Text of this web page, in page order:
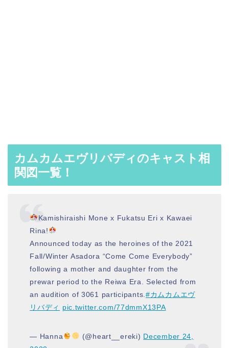
カムカムエヴリバディのキャスト相
関図一覧！
Kamishiraishi Mone x Fukatsu Eri x Kawaei
Rina!
Announced today as the heroines of the 2021
Fall/Winter Asadora “Come Come Everybody”
following a mother and daughter from the
prewar period to the Reiwa Era. Selected from
an audition of 3061 participants. #カムカムエヴ
リバディ
pic.twitter.com/77dmmX13PA
— Hanna (@heart__ereki) December 24,